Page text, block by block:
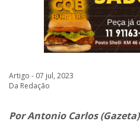
Artigo - 07 jul, 2023
Da Redação
Por Antonio Carlos (Gazeta)